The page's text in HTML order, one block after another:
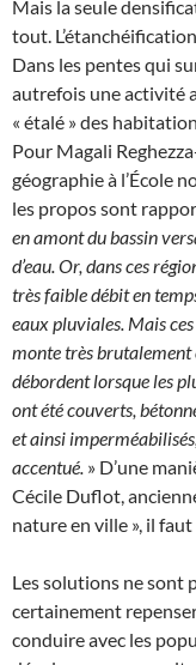
Mais la seule
tout.
Dans les pentes qui
autrefois une activité
« étalé » des
Pour Magali
géographie à l’École
les propos sont
en amont du bassin
d’eau. Or, dans ces
très faible débit en
eaux pluviales. Mais ces
monte très brutalement
débordent lorsque les
ont été couverts,
et ainsi
accentué. » D’une
Cécile Duflot,
nature en ville », il
Les solutions ne sont
certainement
conduire avec les